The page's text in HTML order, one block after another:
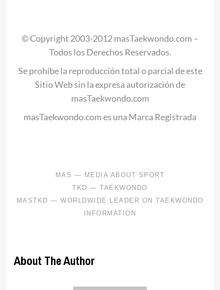
© Copyright 2003-2012 masTaekwondo.com –
Todos los Derechos Reservados.
Se prohíbe la reproducción total o parcial de este
Sitio Web sin la expresa autorización de
masTaekwondo.com
masTaekwondo.com es una Marca Registrada
About The Author